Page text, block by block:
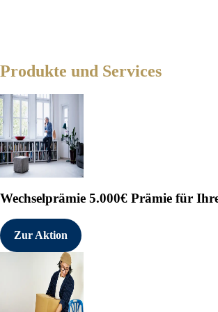
Produkte und Services
Wechselprämie 5.000€ Prämie für
Zur Aktion